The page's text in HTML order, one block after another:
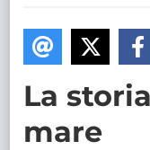
La
mare